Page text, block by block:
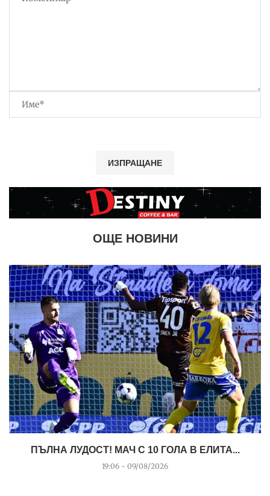
ОЩЕ НОВИНИ
ПЪЛНА ЛУДОСТ! МАЧ С 10 ГОЛА В ЕЛИТА...
19:06 - 09/08/2026